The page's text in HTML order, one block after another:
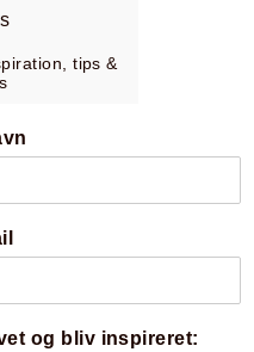
tips &
og bliv inspireret: